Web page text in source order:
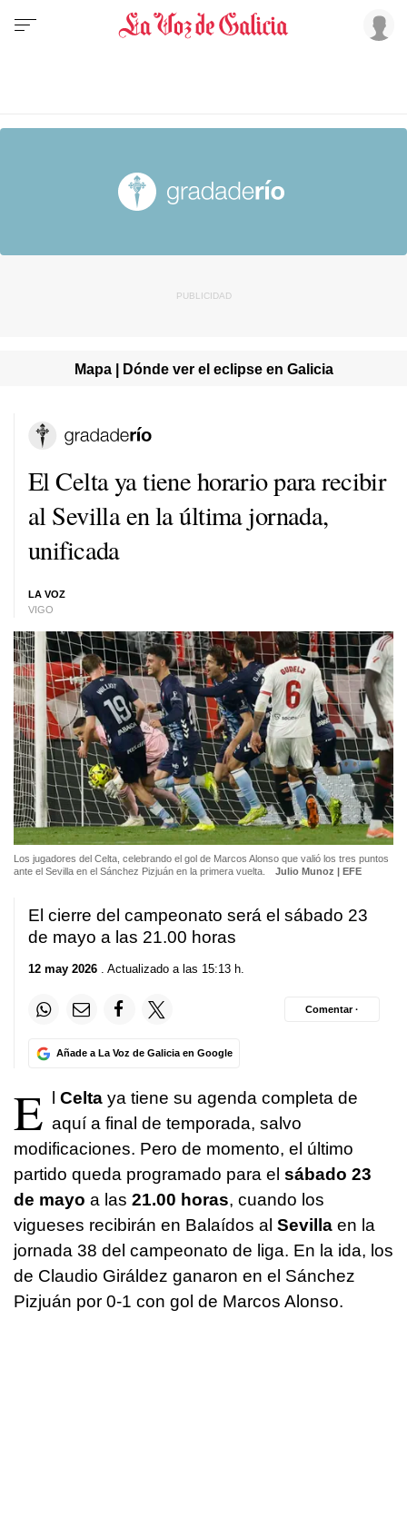
Mapa | Dónde ver el eclipse en Galicia
El Celta ya tiene horario para recibir
al Sevilla en la última jornada,
unificada
LA VOZ
VIGO
Los jugadores del Celta, celebrando el gol de Marcos Alonso que valió los tres puntos
ante el Sevilla en el Sánchez Pizjuán en la primera vuelta.
Julio Munoz | EFE
El cierre del campeonato será el sábado 23
de mayo a las 21.00 horas
12 may 2026 . Actualizado a las 15:13 h.
Añade a La Voz de Galicia en Google
Comentar ·
E Celta ya tiene su agenda completa de
aquí a final de temporada, salvo
modificaciones. Pero de momento, el último
partido queda programado para el sábado 23
de mayo a las 21.00 horas, cuando los
vigueses recibirán en Balaídos al Sevilla en la
jornada 38 del campeonato de liga. En la ida, los
de Claudio Giráldez ganaron en el Sánchez
Pizjuán por 0-1 con gol de Marcos Alonso.